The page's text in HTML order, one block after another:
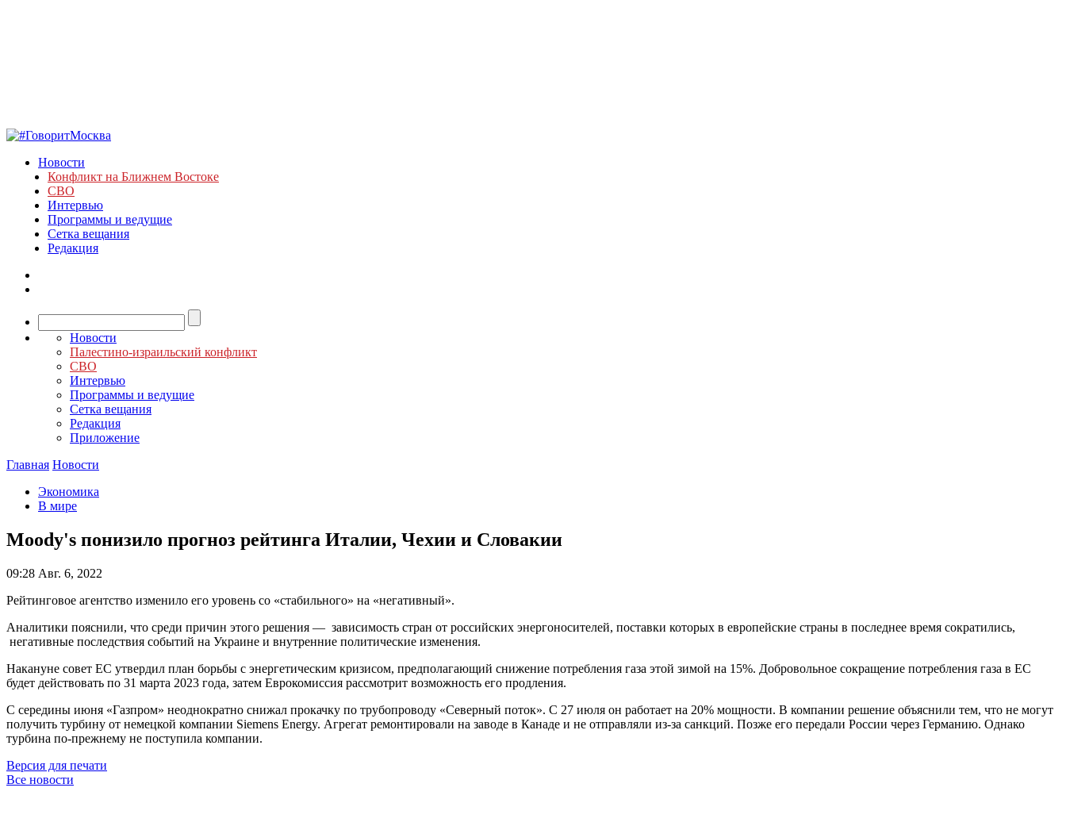
Новости
Конфликт на Ближнем Востоке
СВО
Интервью
Программы и ведущие
Сетка вещания
Редакция
Новости
Палестино-израильский конфликт
СВО
Интервью
Программы и ведущие
Сетка вещания
Редакция
Приложение
Главная Новости
Экономика
В мире
Moody's понизило прогноз рейтинга Италии, Чехии и Словакии
09:28 Авг. 6, 2022
Рейтинговое агентство изменило его уровень со «стабильного» на «негативный».
Аналитики пояснили, что среди причин этого решения — зависимость стран от российских энергоносителей, поставки которых в европейские страны в последнее время сократились,
негативные последствия событий на Украине и внутренние политические изменения.
Накануне совет ЕС утвердил план борьбы с энергетическим кризисом, предполагающий снижение потребления газа этой зимой на 15%. Добровольное сокращение потребления газа в ЕС
будет действовать по 31 марта 2023 года, затем Еврокомиссия рассмотрит возможность его продления.
С середины июня «Газпром» неоднократно снижал прокачку по трубопроводу «Северный поток». С 27 июля он работает на 20% мощности. В компании решение объяснили тем, что не могут
получить турбину от немецкой компании Siemens Energy. Агрегат ремонтировали на заводе в Канаде и не отправляли из-за санкций. Позже его передали России через Германию. Однако
турбина по-прежнему не поступила компании.
Версия для печати
Все новости